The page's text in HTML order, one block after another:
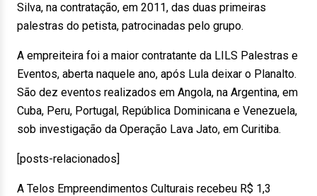
Silva, na contratação, em 2011, das duas primeiras
palestras do petista, patrocinadas pelo grupo.
A empreiteira foi a maior contratante da LILS Palestras e
Eventos, aberta naquele ano, após Lula deixar o Planalto.
São dez eventos realizados em Angola, na Argentina, em
Cuba, Peru, Portugal, República Dominicana e Venezuela,
sob investigação da Operação Lava Jato, em Curitiba.
[posts-relacionados]
A Telos Empreendimentos Culturais recebeu R$ 1,3